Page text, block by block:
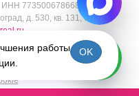
773500678668,
д. 530, кв. 131, e-
данных
работы
OK